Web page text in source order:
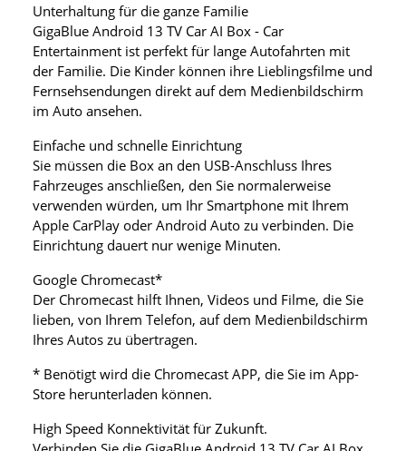
Unterhaltung für die ganze Familie
GigaBlue Android 13 TV Car AI Box - Car
Entertainment ist perfekt für lange Autofahrten mit
der Familie. Die Kinder können ihre Lieblingsfilme und
Fernsehsendungen direkt auf dem Medienbildschirm
im Auto ansehen.
Einfache und schnelle Einrichtung
Sie müssen die Box an den USB-Anschluss Ihres
Fahrzeuges anschließen, den Sie normalerweise
verwenden würden, um Ihr Smartphone mit Ihrem
Apple CarPlay oder Android Auto zu verbinden. Die
Einrichtung dauert nur wenige Minuten.
Google Chromecast*
Der Chromecast hilft Ihnen, Videos und Filme, die Sie
lieben, von Ihrem Telefon, auf dem Medienbildschirm
Ihres Autos zu übertragen.
* Benötigt wird die Chromecast APP, die Sie im App-
Store herunterladen können.
High Speed Konnektivität für Zukunft.